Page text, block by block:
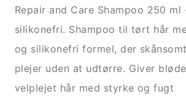
Repair and Care Shampoo 250
silikonefri. Shampoo til tørt hår
og silikonefri formel, der
plejer uden at udtørre. Giver
velplejet hår med styrke og fugt